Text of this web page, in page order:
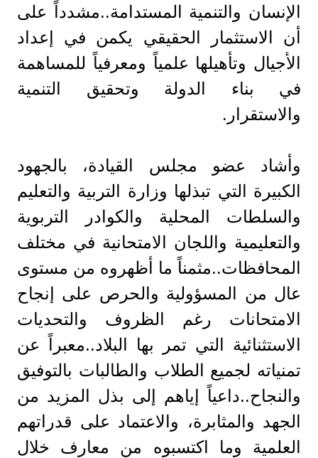
الإنسان والتنمية المستدامة..مشدداً على
أن الاستثمار الحقيقي يكمن في إعداد
الأجيال وتأهيلها علمياً ومعرفياً للمساهمة
في بناء الدولة وتحقيق التنمية
والاستقرار.
وأشاد عضو مجلس القيادة، بالجهود
الكبيرة التي تبذلها وزارة التربية والتعليم
والسلطات المحلية والكوادر التربوية
والتعليمية واللجان الامتحانية في مختلف
المحافظات..مثمناً ما أظهروه من مستوى
عال من المسؤولية والحرص على إنجاح
الامتحانات رغم الظروف والتحديات
الاستثنائية التي تمر بها البلاد..معبراً عن
تمنياته لجميع الطلاب والطالبات بالتوفيق
والنجاح..داعياً إياهم إلى بذل المزيد من
الجهد والمثابرة، والاعتماد على قدراتهم
العلمية وما اكتسبوه من معارف خلال